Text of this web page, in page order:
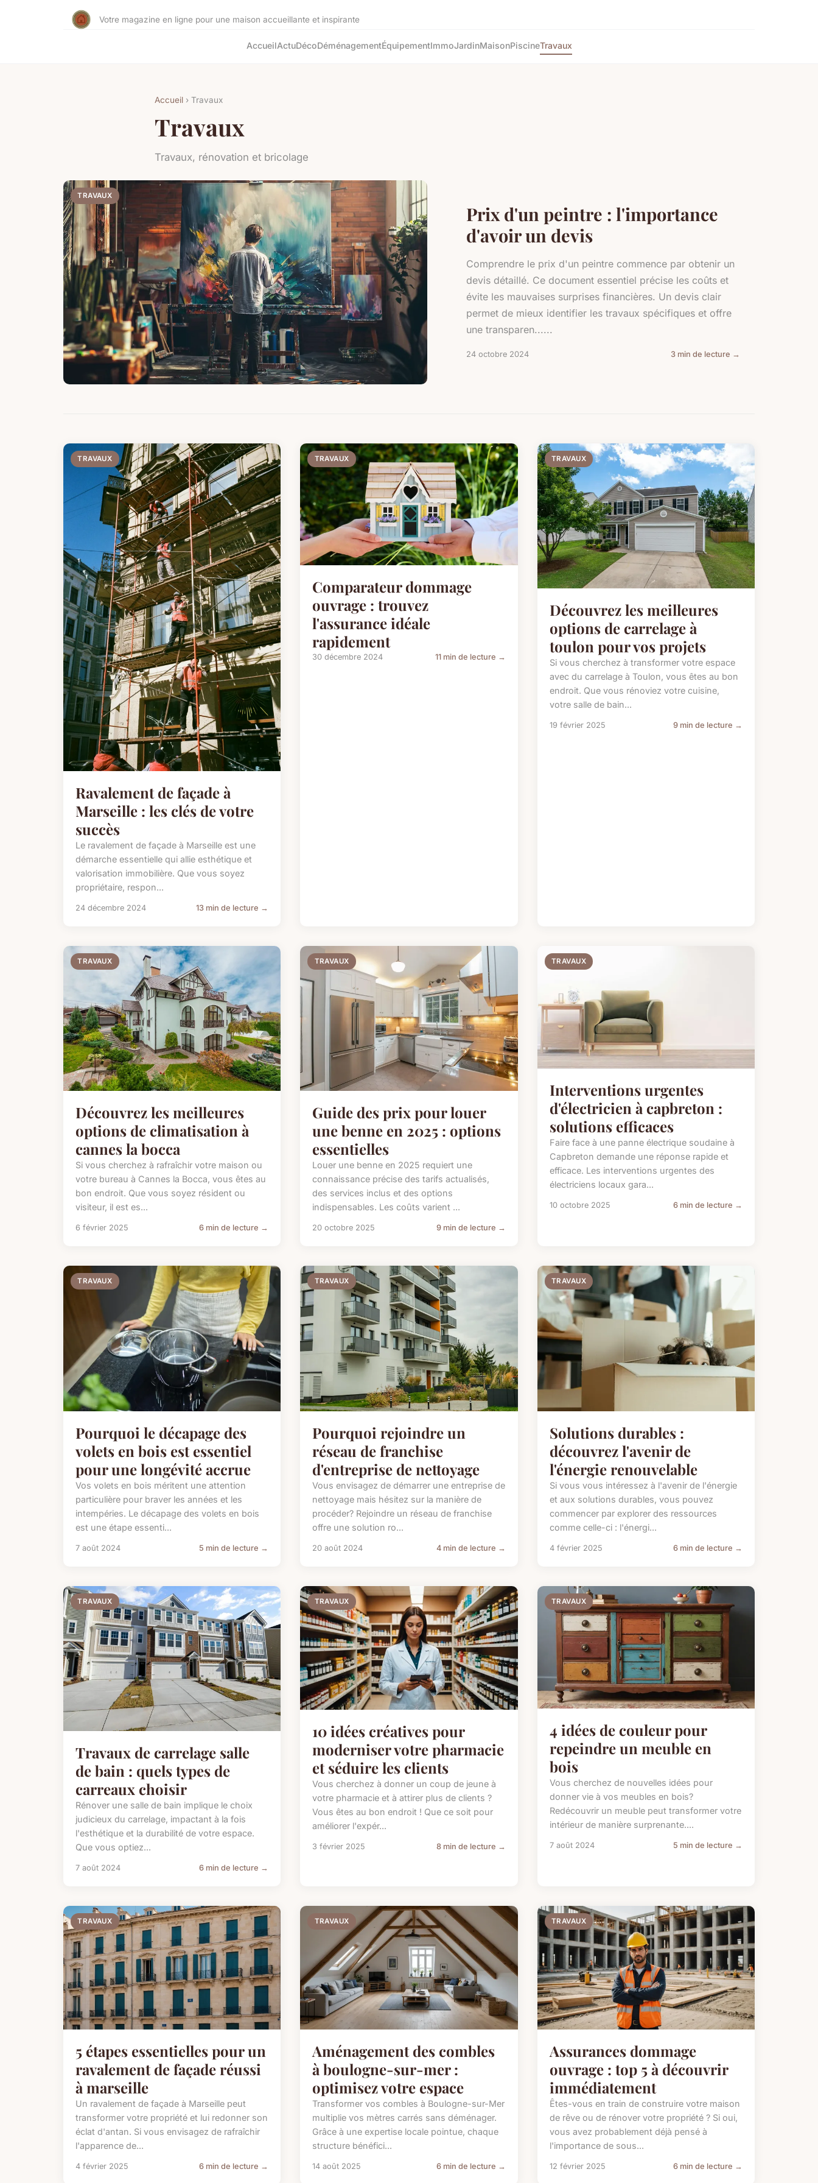
Votre magazine en ligne pour une maison accueillante et inspirante
AccueilActuDécoDéménagementÉquipementImmoJardinMaisonPiscineTravaux
Accueil › Travaux
Travaux
Travaux, rénovation et bricolage
TRAVAUX
Prix d'un peintre : l'importance
d'avoir un devis
Comprendre le prix d'un peintre commence par obtenir un
devis détaillé. Ce document essentiel précise les coûts et
évite les mauvaises surprises financières. Un devis clair
permet de mieux identifier les travaux spécifiques et offre
une transparen......
24 octobre 2024 3 min de lecture →
TRAVAUX
Ravalement de façade à
Marseille : les clés de votre
succès
Le ravalement de façade à Marseille est une
démarche essentielle qui allie esthétique et
valorisation immobilière. Que vous soyez
propriétaire, respon...
24 décembre 2024 13 min de lecture →
TRAVAUX
Comparateur dommage
ouvrage : trouvez
l'assurance idéale
rapidement
30 décembre 2024 11 min de lecture →
TRAVAUX
Découvrez les meilleures
options de carrelage à
toulon pour vos projets
Si vous cherchez à transformer votre espace
avec du carrelage à Toulon, vous êtes au bon
endroit. Que vous rénoviez votre cuisine,
votre salle de bain...
19 février 2025 9 min de lecture →
TRAVAUX
Découvrez les meilleures
options de climatisation à
cannes la bocca
Si vous cherchez à rafraîchir votre maison ou
votre bureau à Cannes la Bocca, vous êtes au
bon endroit. Que vous soyez résident ou
visiteur, il est es...
6 février 2025 6 min de lecture →
TRAVAUX
Guide des prix pour louer
une benne en 2025 : options
essentielles
Louer une benne en 2025 requiert une
connaissance précise des tarifs actualisés,
des services inclus et des options
indispensables. Les coûts varient ...
20 octobre 2025 9 min de lecture →
TRAVAUX
Interventions urgentes
d'électricien à capbreton :
solutions efficaces
Faire face à une panne électrique soudaine à
Capbreton demande une réponse rapide et
efficace. Les interventions urgentes des
électriciens locaux gara...
10 octobre 2025 6 min de lecture →
TRAVAUX
Pourquoi le décapage des
volets en bois est essentiel
pour une longévité accrue
Vos volets en bois méritent une attention
particulière pour braver les années et les
intempéries. Le décapage des volets en bois
est une étape essenti...
7 août 2024 5 min de lecture →
TRAVAUX
Pourquoi rejoindre un
réseau de franchise
d'entreprise de nettoyage
Vous envisagez de démarrer une entreprise de
nettoyage mais hésitez sur la manière de
procéder? Rejoindre un réseau de franchise
offre une solution ro...
20 août 2024 4 min de lecture →
TRAVAUX
Solutions durables :
découvrez l'avenir de
l'énergie renouvelable
Si vous vous intéressez à l'avenir de l'énergie
et aux solutions durables, vous pouvez
commencer par explorer des ressources
comme celle-ci : l'énergi...
4 février 2025 6 min de lecture →
TRAVAUX
Travaux de carrelage salle
de bain : quels types de
carreaux choisir
Rénover une salle de bain implique le choix
judicieux du carrelage, impactant à la fois
l'esthétique et la durabilité de votre espace.
Que vous optiez...
7 août 2024 6 min de lecture →
TRAVAUX
10 idées créatives pour
moderniser votre pharmacie
et séduire les clients
Vous cherchez à donner un coup de jeune à
votre pharmacie et à attirer plus de clients ?
Vous êtes au bon endroit ! Que ce soit pour
améliorer l'expér...
3 février 2025 8 min de lecture →
TRAVAUX
4 idées de couleur pour
repeindre un meuble en
bois
Vous cherchez de nouvelles idées pour
donner vie à vos meubles en bois?
Redécouvrir un meuble peut transformer votre
intérieur de manière surprenante....
7 août 2024 5 min de lecture →
TRAVAUX
5 étapes essentielles pour un
ravalement de façade réussi
à marseille
Un ravalement de façade à Marseille peut
transformer votre propriété et lui redonner son
éclat d'antan. Si vous envisagez de rafraîchir
l'apparence de...
4 février 2025 6 min de lecture →
TRAVAUX
Aménagement des combles
à boulogne-sur-mer :
optimisez votre espace
Transformer vos combles à Boulogne-sur-Mer
multiplie vos mètres carrés sans déménager.
Grâce à une expertise locale pointue, chaque
structure bénéfici...
14 août 2025 6 min de lecture →
TRAVAUX
Assurances dommage
ouvrage : top 5 à découvrir
immédiatement
Êtes-vous en train de construire votre maison
de rêve ou de rénover votre propriété ? Si oui,
vous avez probablement déjà pensé à
l'importance de sous...
12 février 2025 6 min de lecture →